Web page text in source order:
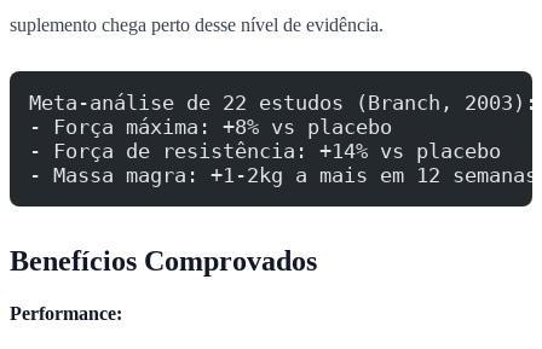
suplemento chega perto desse nível de evidência.
Meta-análise de 22 estudos (Branch, 2003):
- Força máxima: +8% vs placebo
- Força de resistência: +14% vs placebo
- Massa magra: +1-2kg a mais em 12 semanas
Benefícios Comprovados
Performance: